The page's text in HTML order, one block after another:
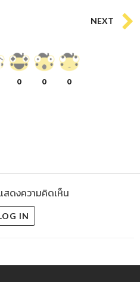
NEXT
0 0 0
สดงความคิดเห็น
IN